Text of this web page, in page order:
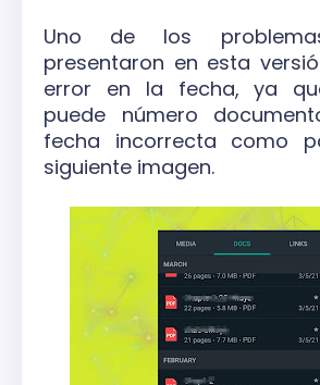
Uno de los
presentaron en esta
error en la fecha, ya
puede número
fecha incorrecta como
siguiente imagen.